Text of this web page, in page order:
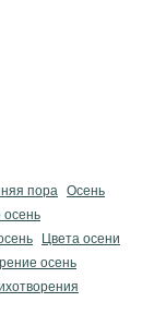
пора Осень
осень
Цвета осени
осень